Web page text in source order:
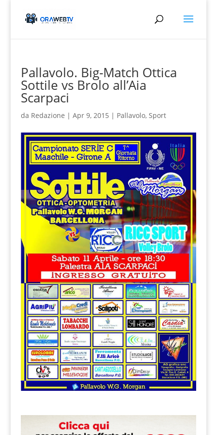
Pallavolo. Big-Match Ottica
Sottile vs Brolo all’Aia
Scarpaci
da Redazione | Apr 9, 2015 | Pallavolo, Sport